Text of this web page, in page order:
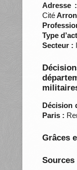
Adresse :
Cité
Type
Secteur :
Décision
Paris :
Grâces
Sources